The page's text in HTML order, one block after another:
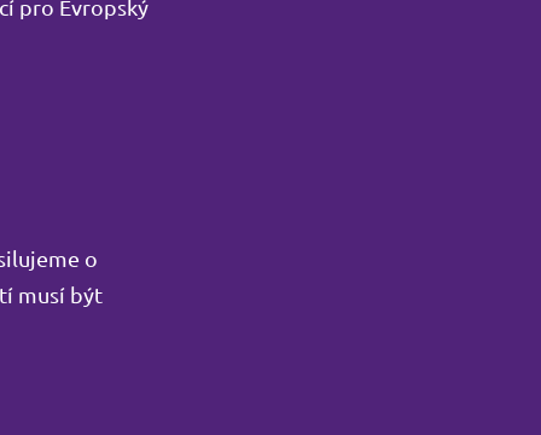
pro Evropský
o
musí být